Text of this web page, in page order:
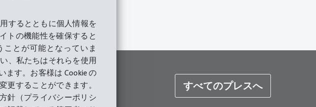
するとともに個人情報を
トの機能性を確保すると
とが可能となっていま
、私たちはそれらを使用
ます。お客様は Cookie の
更することができます。
針（プライバシーポリシ
すべてのプレスへ